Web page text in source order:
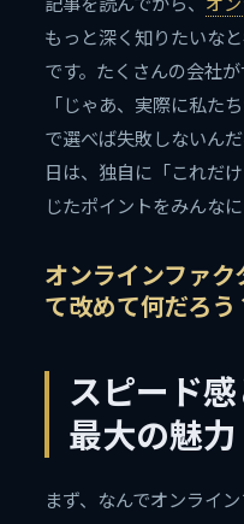
もっと深く知りたいな
です。たくさんの会社
「じゃあ、実際に私た
で選べば失敗しないん
日は、独自に「これだ
じたポイントをみんな
オンラインファ
て改めて何だろう
スピード
最大の魅力
まず、なんでオンライ